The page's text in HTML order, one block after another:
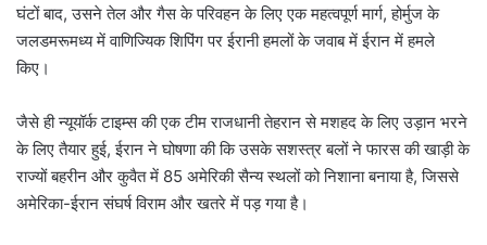
घंटों बाद, उसने तेल और गैस के परिवहन के लिए एक महत्वपूर्ण मार्ग, होर्मुज के
जलडमरूमध्य में वाणिज्यिक शिपिंग पर ईरानी हमलों के जवाब में ईरान में हमले
किए।
जैसे ही न्यूयॉर्क टाइम्स की एक टीम राजधानी तेहरान से मशहद के लिए उड़ान भरने
के लिए तैयार हुई, ईरान ने घोषणा की कि उसके सशस्त्र बलों ने फारस की खाड़ी के
राज्यों बहरीन और कुवैत में 85 अमेरिकी सैन्य स्थलों को निशाना बनाया है, जिससे
अमेरिका-ईरान संघर्ष विराम और खतरे में पड़ गया है।